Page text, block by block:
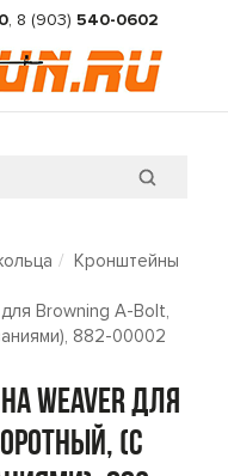
, 8 (903) 540-0602
Кронштейны
Browning A-Bolt,
882-00002
Weaver для
(с